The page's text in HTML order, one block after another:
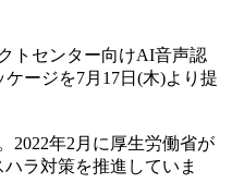
トセンター向けAI音声認
ージを7月17日(木)より提
2022年2月に厚生労働省が
ラ対策を推進していま